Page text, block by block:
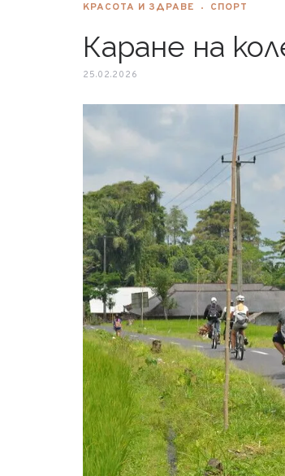
КРАСОТА И ЗДРАВЕ СПОРТ
Каране на
25.02.2026